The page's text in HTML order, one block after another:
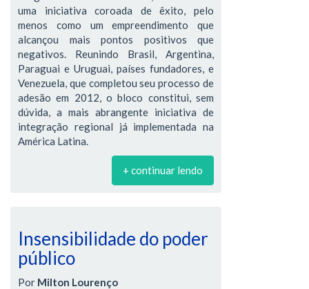
uma iniciativa coroada de êxito, pelo
menos como um empreendimento que
alcançou mais pontos positivos que
negativos. Reunindo Brasil, Argentina,
Paraguai e Uruguai, países fundadores, e
Venezuela, que completou seu processo de
adesão em 2012, o bloco constitui, sem
dúvida, a mais abrangente iniciativa de
integração regional já implementada na
América Latina.
+ continuar lendo
Insensibilidade do poder
público
Por Milton Lourenço